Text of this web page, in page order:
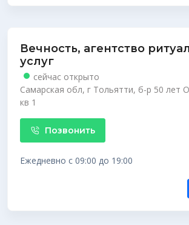
Вечность, агентство
услуг
сейчас открыто
Самарская обл, г Тольятти, б-р 50 лет
кв 1
Позвонить
Ежедневно с 09:00 до 19:00